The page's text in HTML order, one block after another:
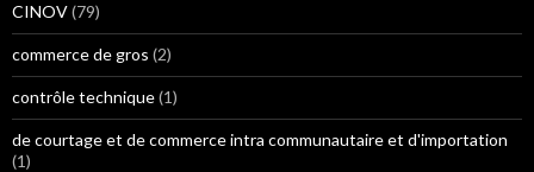
CINOV(79)
commerce de gros (2)
contrôle technique(1)
de courtage et de commerce intra communautaire et d'importation
(1)